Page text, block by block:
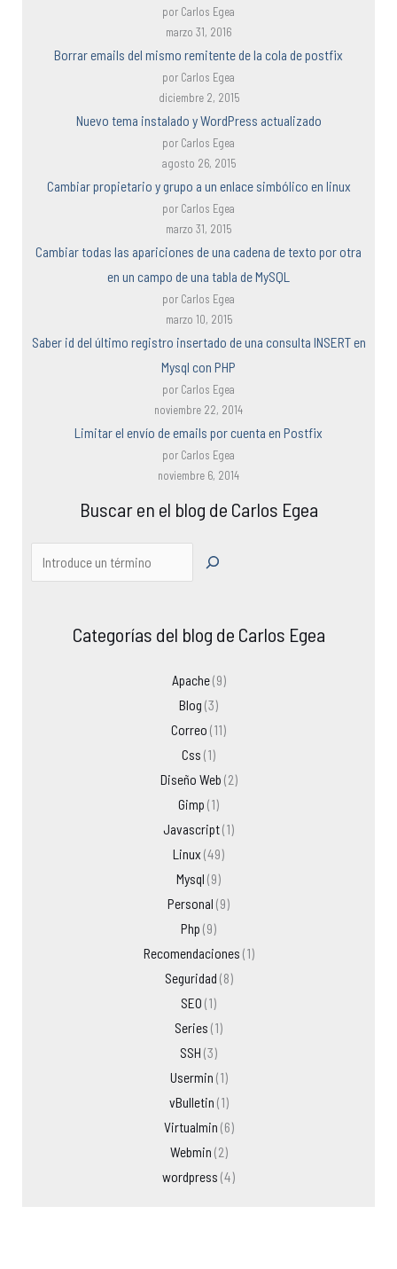
por Carlos Egea
marzo 31, 2016
Borrar emails del mismo remitente de la cola de postfix
por Carlos Egea
diciembre 2, 2015
Nuevo tema instalado y WordPress actualizado
por Carlos Egea
agosto 26, 2015
Cambiar propietario y grupo a un enlace simbólico en linux
por Carlos Egea
marzo 31, 2015
Cambiar todas las apariciones de una cadena de texto por otra
en un campo de una tabla de MySQL
por Carlos Egea
marzo 10, 2015
Saber id del último registro insertado de una consulta INSERT en
Mysql con PHP
por Carlos Egea
noviembre 22, 2014
Limitar el envío de emails por cuenta en Postfix
por Carlos Egea
noviembre 6, 2014
Buscar en el blog de Carlos Egea
Categorías del blog de Carlos Egea
Apache(9)
Blog (3)
Correo (11)
Css (1)
Diseño Web (2)
Gimp (1)
Javascript(1)
Linux (49)
Mysql (9)
Personal (9)
Php (9)
Recomendaciones (1)
Seguridad (8)
SEO (1)
Series (1)
SSH (3)
Usermin (1)
vBulletin (1)
Virtualmin (6)
Webmin (2)
wordpress (4)